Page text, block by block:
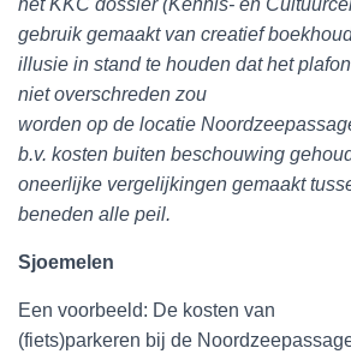
het KKC dossier (Kennis- en
gebruik gemaakt van creatief
illusie in stand te houden dat het
niet overschreden zou
worden op de locatie
b.v. kosten buiten beschouwing
oneerlijke vergelijkingen gemaakt
beneden alle peil.
Sjoemelen
Een voorbeeld: De kosten van
(fiets)parkeren bij de